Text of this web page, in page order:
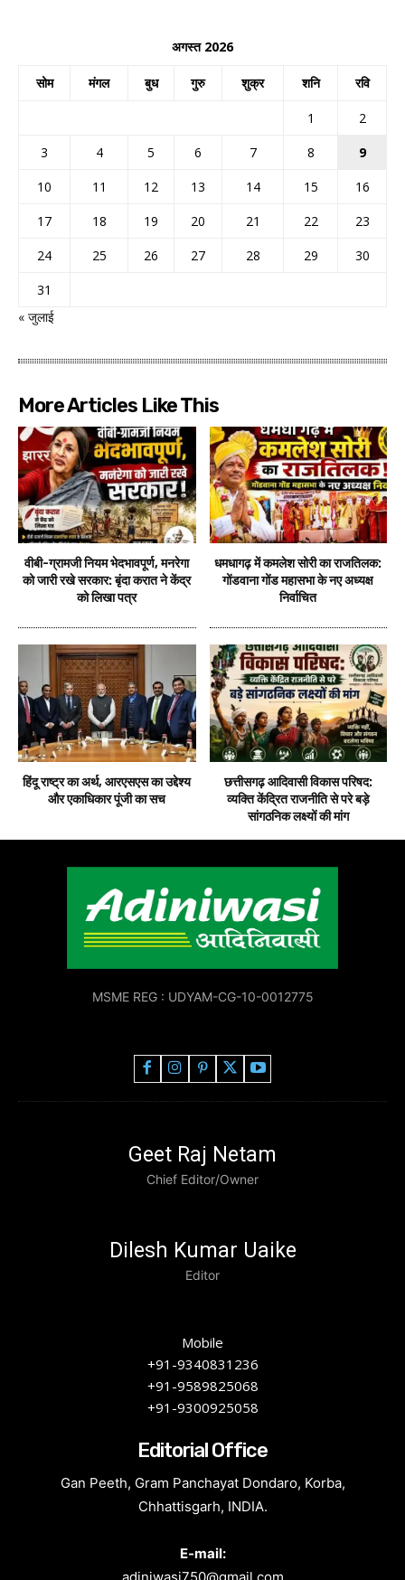
अगस्त 2026
सोम मंगल बुध गुरु शुक्र शनि रवि
1
2
3
4 5 6 7 8
9
10
11 12 13 14 15
16
17
18 19 20 21 22
23
24
25 26 27 28 29
30
31
« जुलाई
More Articles Like This
वीबी-ग्रामजी नियम भेदभावपूर्ण, मनरेगा
को जारी रखे सरकार: बृंदा करात ने केंद्र
को लिखा पत्र
धमधागढ़ में कमलेश सोरी का राजतिलक:
गोंडवाना गोंड महासभा के नए अध्यक्ष
निर्वाचित
हिंदू राष्ट्र का अर्थ, आरएसएस का उद्देश्य
और एकाधिकार पूंजी का सच
छत्तीसगढ़ आदिवासी विकास परिषद:
व्यक्ति केंद्रित राजनीति से परे बड़े
सांगठनिक लक्ष्यों की मांग
MSME REG : UDYAM-CG-10-0012775
Geet Raj Netam
Chief Editor/Owner
Dilesh Kumar Uaike
Editor
Mobile
+91-9340831236
+91-9589825068
+91-9300925058
Editorial Office
Gan Peeth, Gram Panchayat Dondaro, Korba,
Chhattisgarh, INDIA.
E-mail:
adiniwasi750@gmail.com